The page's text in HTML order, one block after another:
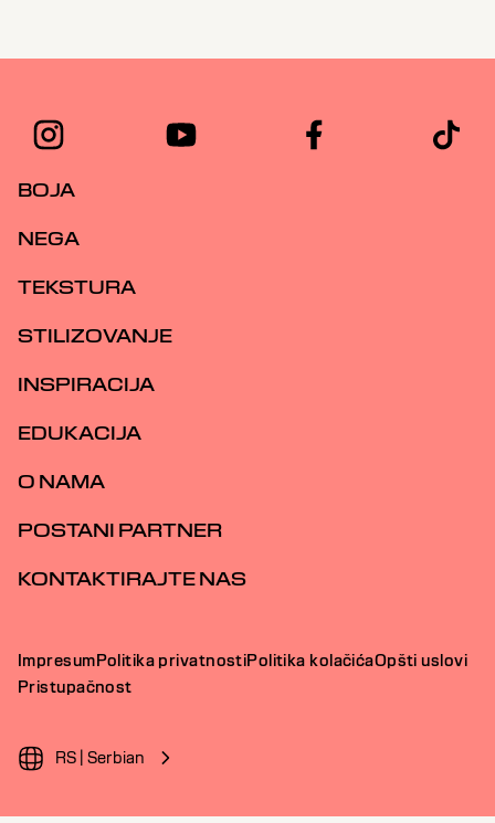
BOJA
NEGA
TEKSTURA
STILIZOVANJE
INSPIRACIJA
EDUKACIJA
O NAMA
POSTANI PARTNER
KONTAKTIRAJTE NAS
ImpresumPolitika privatnostiPolitika kolačićaOpšti uslovi
Pristupačnost
RS | Serbian